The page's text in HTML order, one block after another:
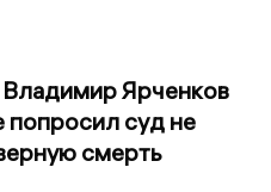
Ярченков
попросил суд не
смерть